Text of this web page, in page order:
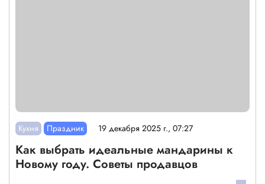
Кухня Праздник 19 декабря 2025 г., 07:27
Как выбрать идеальные мандарины к
Новому году. Советы продавцов